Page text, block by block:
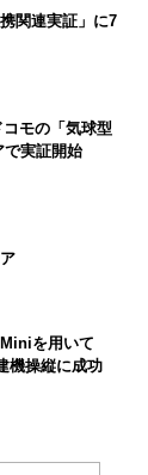
関連実証」に7
モの「気球型
で実証開始
を用いて
機操縦に成功